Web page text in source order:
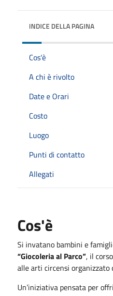
INDICE DELLA PAGINA
Cos'è
A chi è rivolto
Date e Orari
Costo
Luogo
Punti di contatto
Allegati
Cos'è
Si invatano bambini e
“Giocoleria al Parco”, il
alle arti circensi organizzato
Un’iniziativa pensata per